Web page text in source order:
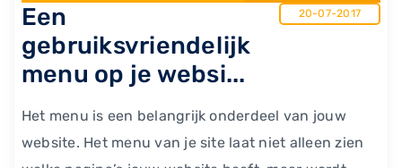
Een
gebruiksvriendelijk
menu op je websi...
20-07-2017
Het menu is een belangrijk onderdeel van jouw
website. Het menu van je site laat niet alleen zien